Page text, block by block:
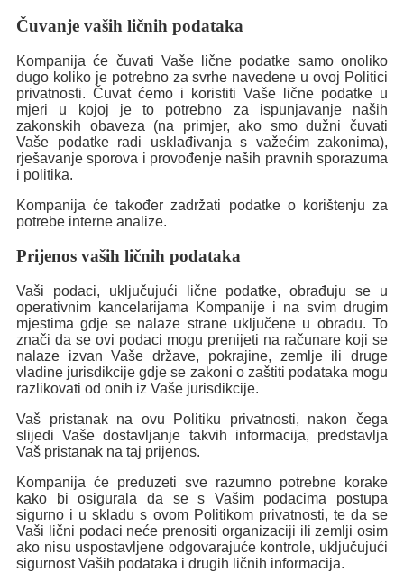
Čuvanje vaših ličnih podataka
Kompanija će čuvati Vaše lične podatke samo onoliko
dugo koliko je potrebno za svrhe navedene u ovoj Politici
privatnosti. Čuvat ćemo i koristiti Vaše lične podatke u
mjeri u kojoj je to potrebno za ispunjavanje naših
zakonskih obaveza (na primjer, ako smo dužni čuvati
Vaše podatke radi usklađivanja s važećim zakonima),
rješavanje sporova i provođenje naših pravnih sporazuma
i politika.
Kompanija će također zadržati podatke o korištenju za
potrebe interne analize.
Prijenos vaših ličnih podataka
Vaši podaci, uključujući lične podatke, obrađuju se u
operativnim kancelarijama Kompanije i na svim drugim
mjestima gdje se nalaze strane uključene u obradu. To
znači da se ovi podaci mogu prenijeti na računare koji se
nalaze izvan Vaše države, pokrajine, zemlje ili druge
vladine jurisdikcije gdje se zakoni o zaštiti podataka mogu
razlikovati od onih iz Vaše jurisdikcije.
Vaš pristanak na ovu Politiku privatnosti, nakon čega
slijedi Vaše dostavljanje takvih informacija, predstavlja
Vaš pristanak na taj prijenos.
Kompanija će preduzeti sve razumno potrebne korake
kako bi osigurala da se s Vašim podacima postupa
sigurno i u skladu s ovom Politikom privatnosti, te da se
Vaši lični podaci neće prenositi organizaciji ili zemlji osim
ako nisu uspostavljene odgovarajuće kontrole, uključujući
sigurnost Vaših podataka i drugih ličnih informacija.